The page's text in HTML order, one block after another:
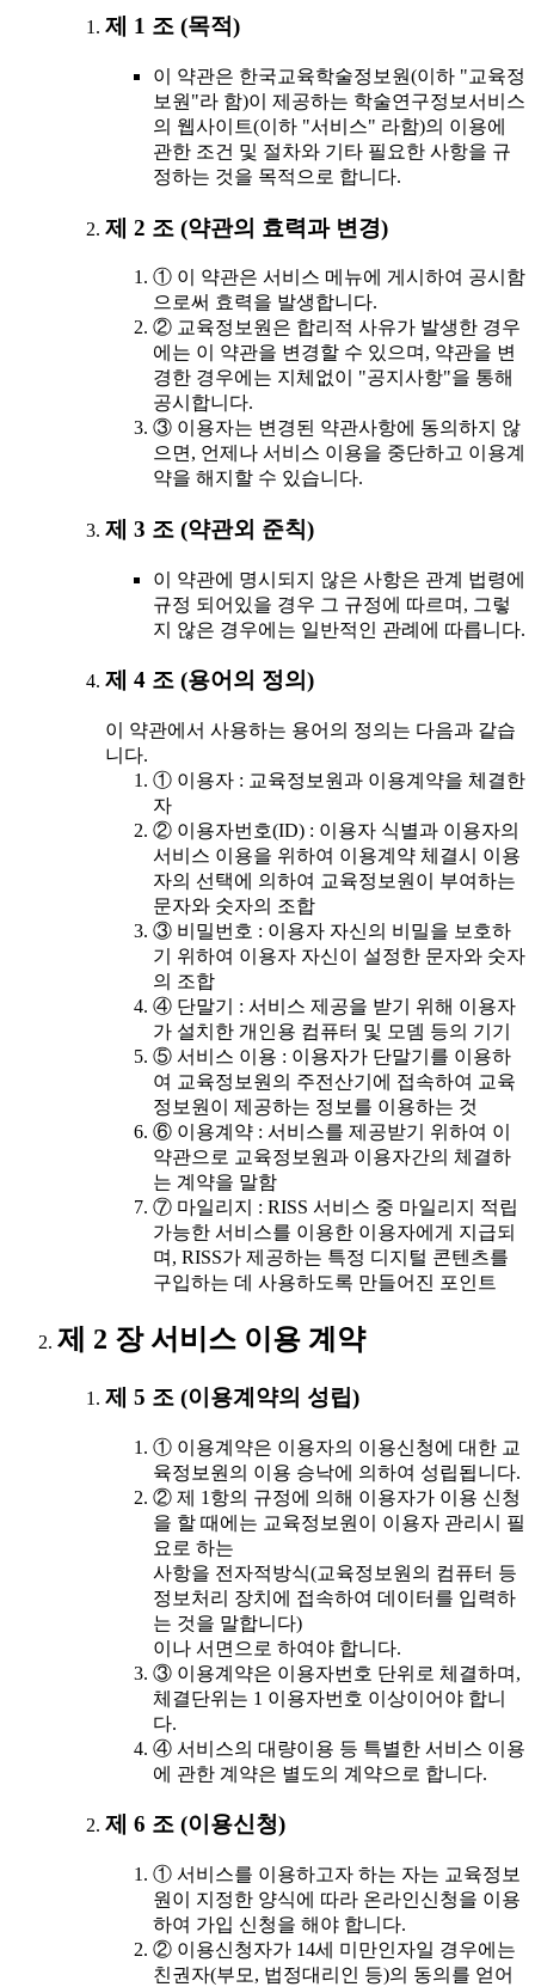
제 1 조 (목적)
이 약관은 한국교육학술정보원(이하 "교육정
보원"라 함)이 제공하는 학술연구정보서비스
의 웹사이트(이하 "서비스" 라함)의 이용에
관한 조건 및 절차와 기타 필요한 사항을 규
정하는 것을 목적으로 합니다.
제 2 조 (약관의 효력과 변경)
① 이 약관은 서비스 메뉴에 게시하여 공시함
으로써 효력을 발생합니다.
② 교육정보원은 합리적 사유가 발생한 경우
에는 이 약관을 변경할 수 있으며, 약관을 변
경한 경우에는 지체없이 "공지사항"을 통해
공시합니다.
③ 이용자는 변경된 약관사항에 동의하지 않
으면, 언제나 서비스 이용을 중단하고 이용계
약을 해지할 수 있습니다.
제 3 조 (약관외 준칙)
이 약관에 명시되지 않은 사항은 관계 법령에
규정 되어있을 경우 그 규정에 따르며, 그렇
지 않은 경우에는 일반적인 관례에 따릅니다.
제 4 조 (용어의 정의)
이 약관에서 사용하는 용어의 정의는 다음과 같습
니다.
① 이용자 : 교육정보원과 이용계약을 체결한
자
② 이용자번호(ID) : 이용자 식별과 이용자의
서비스 이용을 위하여 이용계약 체결시 이용
자의 선택에 의하여 교육정보원이 부여하는
문자와 숫자의 조합
③ 비밀번호 : 이용자 자신의 비밀을 보호하
기 위하여 이용자 자신이 설정한 문자와 숫자
의 조합
④ 단말기 : 서비스 제공을 받기 위해 이용자
가 설치한 개인용 컴퓨터 및 모뎀 등의 기기
⑤ 서비스 이용 : 이용자가 단말기를 이용하
여 교육정보원의 주전산기에 접속하여 교육
정보원이 제공하는 정보를 이용하는 것
⑥ 이용계약 : 서비스를 제공받기 위하여 이
약관으로 교육정보원과 이용자간의 체결하
는 계약을 말함
⑦ 마일리지 : RISS 서비스 중 마일리지 적립
가능한 서비스를 이용한 이용자에게 지급되
며, RISS가 제공하는 특정 디지털 콘텐츠를
구입하는 데 사용하도록 만들어진 포인트
제 2 장 서비스 이용 계약
제 5 조 (이용계약의 성립)
① 이용계약은 이용자의 이용신청에 대한 교
육정보원의 이용 승낙에 의하여 성립됩니다.
② 제 1항의 규정에 의해 이용자가 이용 신청
을 할 때에는 교육정보원이 이용자 관리시 필
요로 하는
사항을 전자적방식(교육정보원의 컴퓨터 등
정보처리 장치에 접속하여 데이터를 입력하
는 것을 말합니다)
이나 서면으로 하여야 합니다.
③ 이용계약은 이용자번호 단위로 체결하며,
체결단위는 1 이용자번호 이상이어야 합니
다.
④ 서비스의 대량이용 등 특별한 서비스 이용
에 관한 계약은 별도의 계약으로 합니다.
제 6 조 (이용신청)
① 서비스를 이용하고자 하는 자는 교육정보
원이 지정한 양식에 따라 온라인신청을 이용
하여 가입 신청을 해야 합니다.
② 이용신청자가 14세 미만인자일 경우에는
친권자(부모, 법정대리인 등)의 동의를 얻어